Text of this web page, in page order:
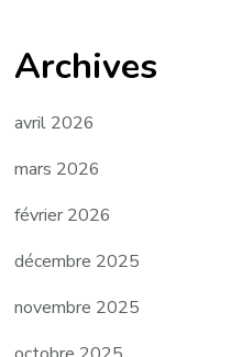
Archives
avril 2026
mars 2026
février 2026
décembre 2025
novembre 2025